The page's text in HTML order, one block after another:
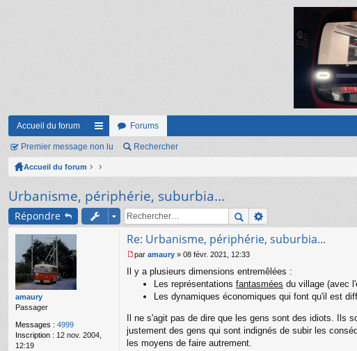
Accueil du forum
ac
co
ci
s
Forums
Premier message non lu Rechercher
Accueil du forum
Urbanisme, périphérie, suburbia...
Répondre
amaury
Passager
Messages : 4999
Inscription : 12 nov. 2004,
12:19
Re: Urbanisme, périphérie, suburbia...
e
n
o
par amaury » 08 févr. 2021, 12:33
Il y a plusieurs dimensions entremêlées :
Les représentations fantasmées du village (avec
Les dynamiques économiques qui font qu'il est
Il ne s'agit pas de dire que les gens sont des idiots. Ils
justement des gens qui sont indignés de subir les
les moyens de faire autrement.